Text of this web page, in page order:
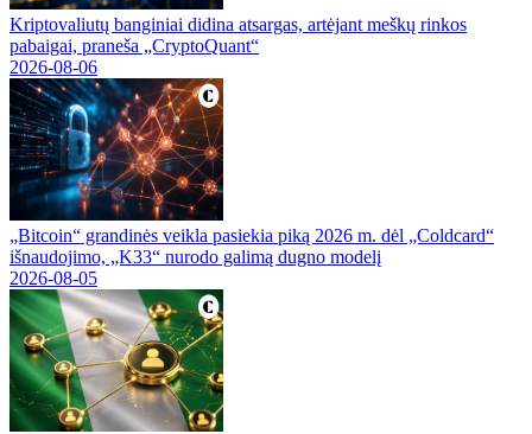
Kriptovaliutų banginiai didina atsargas, artėjant meškų rinkos
pabaigai, praneša „CryptoQuant“
2026-08-06
„Bitcoin“ grandinės veikla pasiekia piką 2026 m. dėl „Coldcard“
išnaudojimo, „K33“ nurodo galimą dugno modelį
2026-08-05